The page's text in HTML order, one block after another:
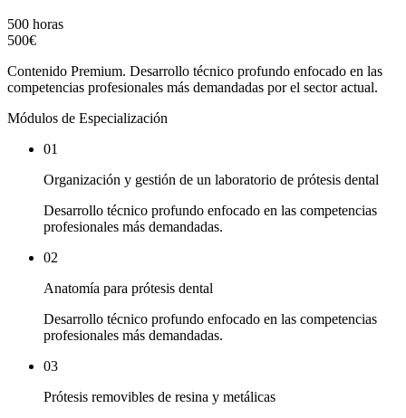
500 horas
500€
Contenido Premium. Desarrollo técnico profundo enfocado en las
competencias profesionales más demandadas por el sector actual.
Módulos de Especialización
01
Organización y gestión de un laboratorio de prótesis dental
Desarrollo técnico profundo enfocado en las competencias
profesionales más demandadas.
02
Anatomía para prótesis dental
Desarrollo técnico profundo enfocado en las competencias
profesionales más demandadas.
03
Prótesis removibles de resina y metálicas